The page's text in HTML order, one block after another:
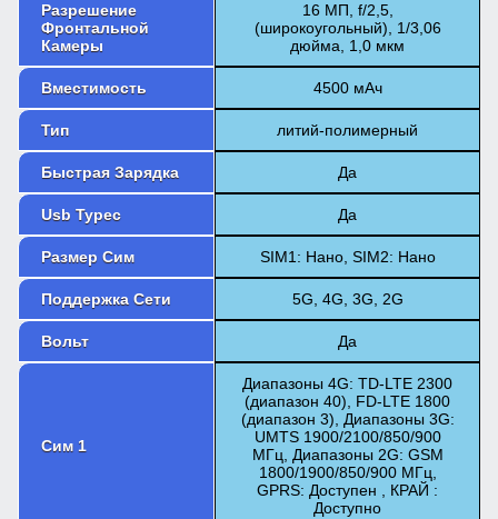
Разрешение
Фронтальной
Камеры
16 МП, f/2,5,
(широкоугольный), 1/3,06
дюйма, 1,0 мкм
Вместимость 4500 мАч
Тип литий-полимерный
Быстрая Зарядка Да
Usb Typec Да
Размер Сим SIM1: Нано, SIM2: Нано
Поддержка Сети 5G, 4G, 3G, 2G
Вольт Да
Сим 1
Диапазоны 4G: TD-LTE 2300
(диапазон 40), FD-LTE 1800
(диапазон 3), Диапазоны 3G:
UMTS 1900/2100/850/900
МГц, Диапазоны 2G: GSM
1800/1900/850/900 МГц,
GPRS: Доступен , КРАЙ :
Доступно